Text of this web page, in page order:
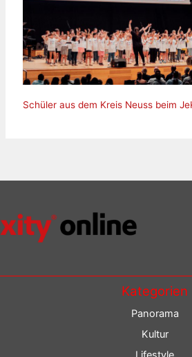
Schüler aus dem Kreis Neuss beim
Kategorien
Panorama
Kultur